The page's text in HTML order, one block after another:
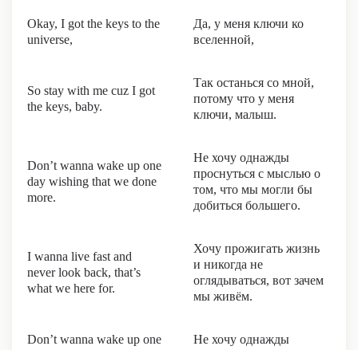
Okay, I got the keys to the
universe,
Да, у меня ключи ко
вселенной,
So stay with me cuz I got
the keys, baby.
Так останься со мной,
потому что у меня
ключи, малыш.
Don’t wanna wake up one
day wishing that we done
more.
Не хочу однажды
проснуться с мыслью о
том, что мы могли бы
добиться большего.
I wanna live fast and
never look back, that’s
what we here for.
Хочу прожигать жизнь
и никогда не
оглядываться, вот зачем
мы живём.
Don’t wanna wake up one
Не хочу однажды